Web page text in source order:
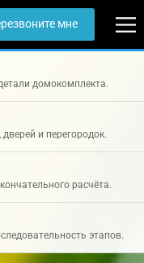
мне
домокомплекта.
и перегородок.
расчёта.
этапов.